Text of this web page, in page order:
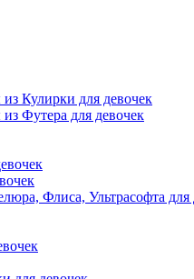
Кулирки для девочек
Футера для девочек
Флиса, Ультрасофта для